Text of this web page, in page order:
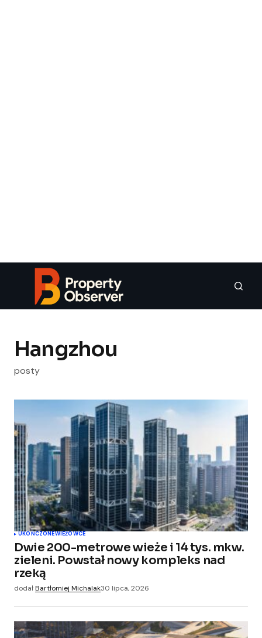
Hangzhou
posty
UKOŃCZONEWIEŻOWCE
Dwie 200-metrowe wieże i 14 tys. mkw.
zieleni. Powstał nowy kompleks nad
rzeką
dodałBartłomiej Michalak30 lipca, 2026